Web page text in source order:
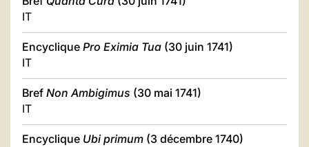
IT
Encyclique Pro Eximia Tua (30 juin 1741)
IT
Bref Non Ambigimus (30 mai 1741)
IT
Encyclique Ubi primum (3 décembre 1740)